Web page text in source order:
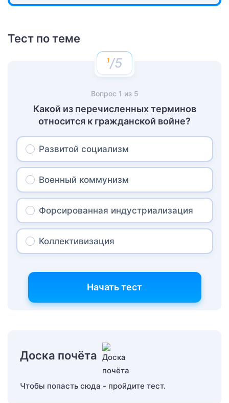
Тест по теме
/5
Вопрос 1 из 5
Какой из перечисленных терминов
относится к гражданской войне?
Развитой социализм
Военный коммунизм
Форсированная индустриализация
Коллективизация
Начать тест
Доска почёта
Чтобы попасть сюда - пройдите тест.